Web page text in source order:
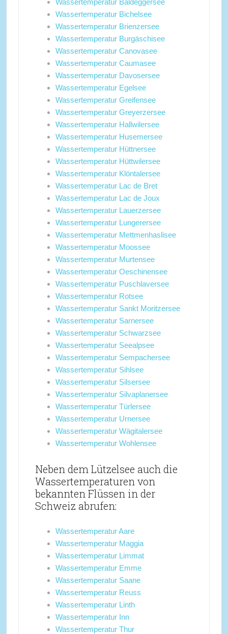
Wassertemperatur Baldeggersee
Wassertemperatur Bichelsee
Wassertemperatur Brienzersee
Wassertemperatur Burgäschisee
Wassertemperatur Canovasee
Wassertemperatur Caumasee
Wassertemperatur Davosersee
Wassertemperatur Egelsee
Wassertemperatur Greifensee
Wassertemperatur Greyerzersee
Wassertemperatur Hallwilersee
Wassertemperatur Husemersee
Wassertemperatur Hüttnersee
Wassertemperatur Hüttwilersee
Wassertemperatur Klöntalersee
Wassertemperatur Lac de Bret
Wassertemperatur Lac de Joux
Wassertemperatur Lauerzersee
Wassertemperatur Lungerersee
Wassertemperatur Mettmenhaslisee
Wassertemperatur Moossee
Wassertemperatur Murtensee
Wassertemperatur Oeschinensee
Wassertemperatur Puschlaversee
Wassertemperatur Rotsee
Wassertemperatur Sankt Moritzersee
Wassertemperatur Sarnersee
Wassertemperatur Schwarzsee
Wassertemperatur Seealpsee
Wassertemperatur Sempachersee
Wassertemperatur Sihlsee
Wassertemperatur Silsersee
Wassertemperatur Silvaplanersee
Wassertemperatur Türlersee
Wassertemperatur Urnersee
Wassertemperatur Wägitalersee
Wassertemperatur Wohlensee
Neben dem Lützelsee auch die
Wassertemperaturen von
bekannten Flüssen in der
Schweiz abrufen:
Wassertemperatur Aare
Wassertemperatur Maggia
Wassertemperatur Limmat
Wassertemperatur Emme
Wassertemperatur Saane
Wassertemperatur Reuss
Wassertemperatur Linth
Wassertemperatur Inn
Wassertemperatur Thur